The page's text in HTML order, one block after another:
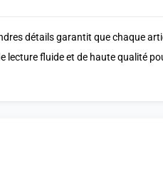
détails garantit que chaque
lecture fluide et de haute qualité